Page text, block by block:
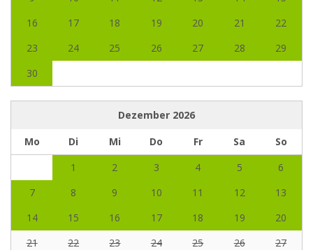
16
17 18 19 20 21
22
23
24 25 26 27 28
29
30
Dezember 2026
Mo
Di Mi Do Fr Sa
So
1
2 3 4 5
6
7
8 9 10 11 12
13
14
15 16 17 18 19
20
21
22 23 24 25 26
27